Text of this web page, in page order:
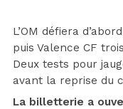
L’OM défiera
puis Valence CF
Deux tests pour
avant la reprise du
La billetterie a